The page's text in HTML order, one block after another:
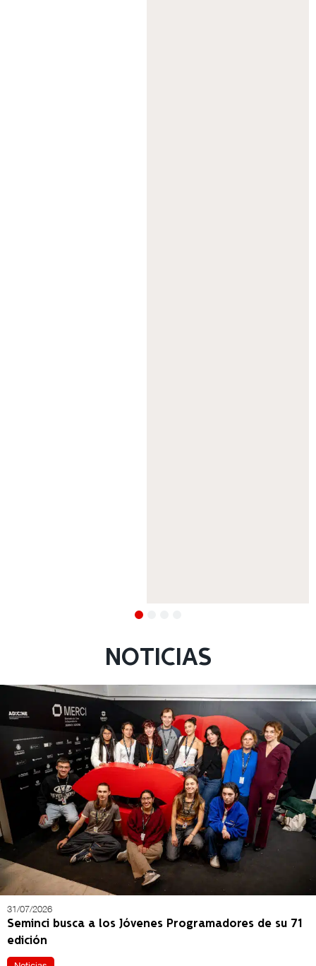
NOTICIAS
31/07/2026
Seminci busca a los Jóvenes Programadores de su 71
edición